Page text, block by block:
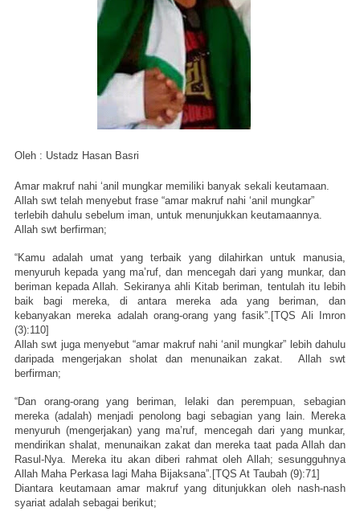
Oleh : Ustadz Hasan Basri
Amar makruf nahi ‘anil mungkar memiliki banyak sekali keutamaan.
Allah swt telah menyebut frase “amar makruf nahi ‘anil mungkar”
terlebih dahulu sebelum iman, untuk menunjukkan keutamaannya.
Allah swt berfirman;
“Kamu adalah umat yang terbaik yang dilahirkan untuk manusia,
menyuruh kepada yang ma’ruf, dan mencegah dari yang munkar, dan
beriman kepada Allah. Sekiranya ahli Kitab beriman, tentulah itu lebih
baik bagi mereka, di antara mereka ada yang beriman, dan
kebanyakan mereka adalah orang-orang yang fasik”.[TQS Ali Imron
(3):110]
Allah swt juga menyebut “amar makruf nahi ‘anil mungkar” lebih dahulu
daripada mengerjakan sholat dan menunaikan zakat. Allah swt
berfirman;
“Dan orang-orang yang beriman, lelaki dan perempuan, sebagian
mereka (adalah) menjadi penolong bagi sebagian yang lain. Mereka
menyuruh (mengerjakan) yang ma’ruf, mencegah dari yang munkar,
mendirikan shalat, menunaikan zakat dan mereka taat pada Allah dan
Rasul-Nya. Mereka itu akan diberi rahmat oleh Allah; sesungguhnya
Allah Maha Perkasa lagi Maha Bijaksana”.[TQS At Taubah (9):71]
Diantara keutamaan amar makruf yang ditunjukkan oleh nash-nash
syariat adalah sebagai berikut;